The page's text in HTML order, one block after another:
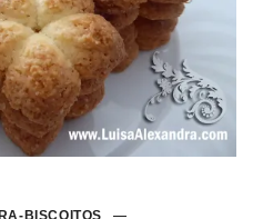
BISCOITOS